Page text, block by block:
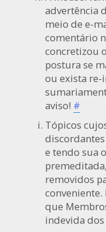
advertência
meio de e-
comentário
concretizou
postura se
ou exista re-
aviso! #
Tópicos
e tendo sua
removidos
que
indevida